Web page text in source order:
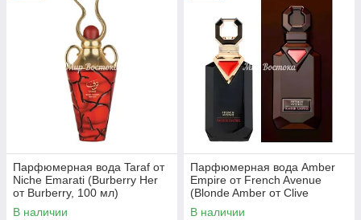
Парфюмерная вода Taraf от
Niche Emarati (Burberry Her
от Burberry, 100 мл)
В наличии
Парфюмерная вода Amber
Empire от French Avenue
(Blonde Amber от Clive
Christian, 100 мл)
В наличии